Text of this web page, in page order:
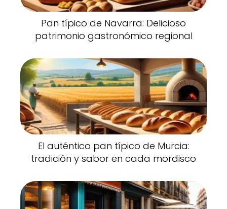
Pan típico de Navarra: Delicioso
patrimonio gastronómico regional
El auténtico pan típico de Murcia:
tradición y sabor en cada mordisco